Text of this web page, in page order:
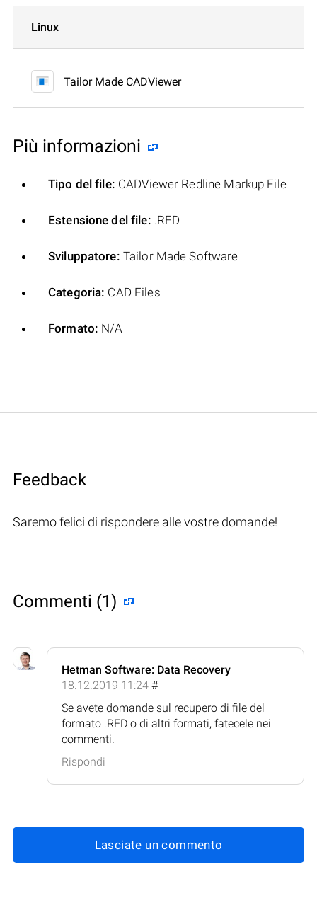
Linux
Tailor Made CADViewer
Più informazioni
Tipo del file: CADViewer Redline Markup File
Estensione del file: .RED
Sviluppatore: Tailor Made Software
Categoria: CAD Files
Formato: N/A
Feedback
Saremo felici di rispondere alle vostre domande!
Commenti (1)
Hetman Software: Data Recovery
18.12.2019 11:24 #
Se avete domande sul recupero di file del
formato .RED o di altri formati, fatecele nei
commenti.
Rispondi
Lasciate un commento